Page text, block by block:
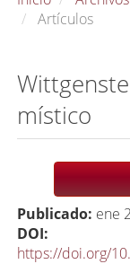
Artículos
místico
Barra
lateral
del
artículo
Publicado: ene
DOI:
https://doi.org/